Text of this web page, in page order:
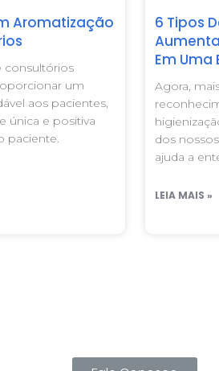
Aromatização
consultórios
um
aos pacientes,
única e positiva
paciente.
6 Tipos
Em Uma
Agora,
dos
ajuda a
LEIA MAIS »